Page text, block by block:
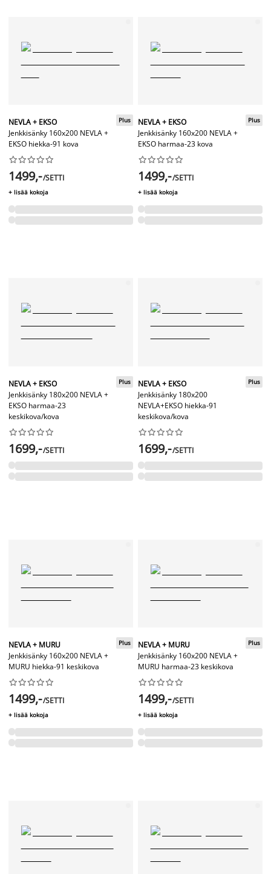
NEVLA + EKSO
Jenkkisänky 160x200 NEVLA +
EKSO hiekka-91 kova
Plus






1499,-/SETTI
+ lisää kokoja
NEVLA + EKSO
Jenkkisänky 160x200 NEVLA +
EKSO harmaa-23 kova
Plus






1499,-/SETTI
+ lisää kokoja
NEVLA + EKSO
Jenkkisänky 180x200 NEVLA +
EKSO harmaa-23
keskikova/kova
Plus






1699,-/SETTI
NEVLA + EKSO
Jenkkisänky 180x200
NEVLA+EKSO hiekka-91
keskikova/kova
Plus






1699,-/SETTI
NEVLA + MURU
Jenkkisänky 160x200 NEVLA +
MURU hiekka-91 keskikova
Plus






1499,-/SETTI
+ lisää kokoja
NEVLA + MURU
Jenkkisänky 160x200 NEVLA +
MURU harmaa-23 keskikova
Plus






1499,-/SETTI
+ lisää kokoja